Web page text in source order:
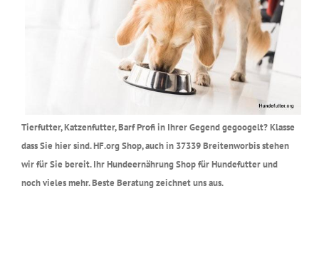
Tierfutter, Katzenfutter, Barf Profi in Ihrer Gegend gegoogelt? Klasse
dass Sie hier sind. HF.org Shop, auch in 37339 Breitenworbis stehen
wir für Sie bereit. Ihr Hundeernährung Shop für Hundefutter und
noch vieles mehr. Beste Beratung zeichnet uns aus.